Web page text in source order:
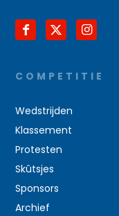
COMPETITIE
Wedstrijden
Klassement
Protesten
Skûtsjes
Sponsors
Archief